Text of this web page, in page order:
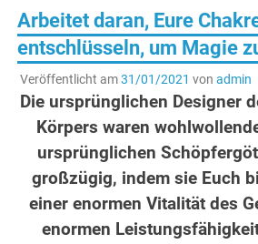
Arbeitet daran, Eure
entschlüsseln, um Magie
Veröffentlicht am31/01/2021 von admin
Die ursprünglichen Designer
Körpers waren
ursprünglichen
großzügig, indem sie Euch
einer enormen Vitalität des
enormen